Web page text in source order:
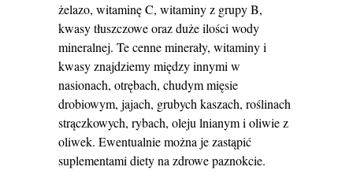
żelazo, witaminę C, witaminy z grupy B,
kwasy tłuszczowe oraz duże ilości wody
mineralnej. Te cenne minerały, witaminy i
kwasy znajdziemy między innymi w
nasionach, otrębach, chudym mięsie
drobiowym, jajach, grubych kaszach, roślinach
strączkowych, rybach, oleju lnianym i oliwie z
oliwek. Ewentualnie można je zastąpić
suplementami diety na zdrowe paznokcie.